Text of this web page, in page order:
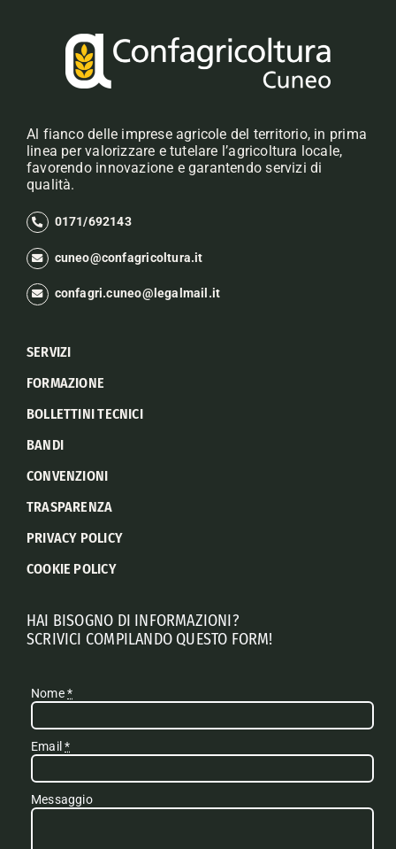
Al fianco delle imprese agricole del territorio, in prima
linea per valorizzare e tutelare l’agricoltura locale,
favorendo innovazione e garantendo servizi di
qualità.
0171/692143
cuneo@confagricoltura.it
confagri.cuneo@legalmail.it
SERVIZI
FORMAZIONE
BOLLETTINI TECNICI
BANDI
CONVENZIONI
TRASPARENZA
PRIVACY POLICY
COOKIE POLICY
HAI BISOGNO DI INFORMAZIONI?
SCRIVICI COMPILANDO QUESTO FORM!
Nome*
Email*
Messaggio